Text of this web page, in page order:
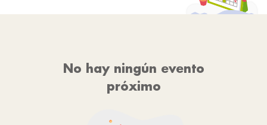
No hay ningún evento
próximo